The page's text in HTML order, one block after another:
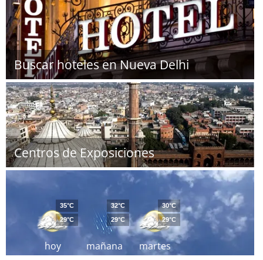
Buscar hoteles en Nueva Delhi
Centros de Exposiciones
hoy
35°C
29°C
mañana
32°C
29°C
martes
30°C
29°C